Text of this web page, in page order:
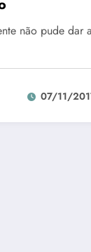
não pude dar a
07/11/